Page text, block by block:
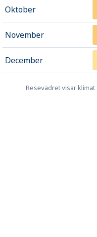
Oktober
November
December
Resevädret visar klimat